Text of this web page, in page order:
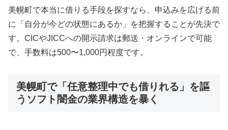
美幌町で本当に借りる手段を探すなら、申込みを広げる前
に「自分が今どの状態にあるか」を把握することが先決で
す。CICやJICCへの開示請求は郵送・オンラインで可能
で、手数料は500〜1,000円程度です。
美幌町で「任意整理中でも借りれる」を謳
うソフト闇金の業界構造を暴く